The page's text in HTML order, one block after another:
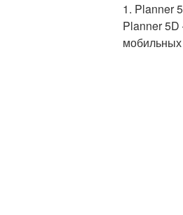
1. Planner
Planner